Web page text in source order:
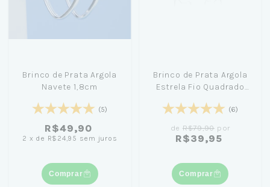
Brinco de Prata Argola
Navete 1,8cm
(5)
R$49,90
2 x de R$24,95 sem juros
Comprar
Brinco de Prata Argola
Estrela Fio Quadrado
(6)
de R$79,90 por
R$39,95
Comprar